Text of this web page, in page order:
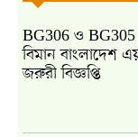
BG306 ও BG305
বিমান বাংলাদেশ
জরুরী বিজ্ঞপ্তি